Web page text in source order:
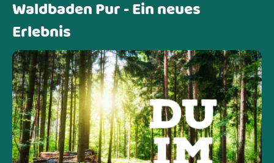
Waldbaden Pur - Ein neues
Erlebnis